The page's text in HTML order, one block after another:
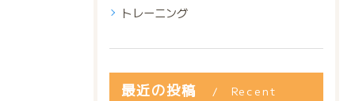
トレーニング
最近の投稿
Recent